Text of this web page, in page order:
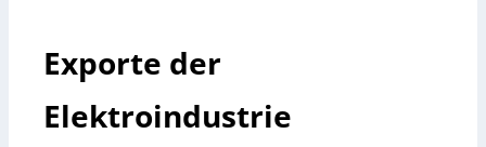
Exporte der
Elektroindustrie